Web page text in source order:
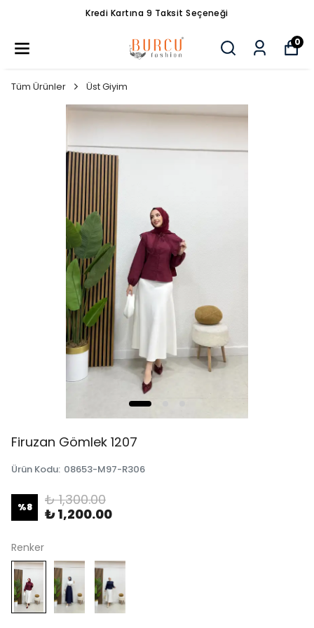
Kredi Kartına 9 Taksit Seçeneği
0
Tüm Ürünler Üst Giyim
Firuzan Gömlek 1207
Ürün Kodu: 08653-M97-R306
%8
₺ 1,300.00
₺ 1,200.00
Renker